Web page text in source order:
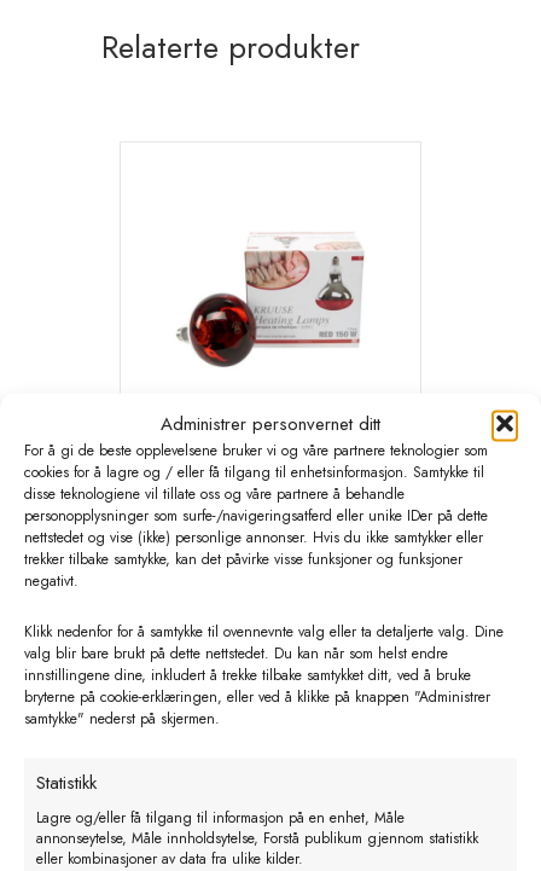
Administrer personvernet ditt
For å gi de beste opplevelsene bruker vi og våre partnere teknologier som
cookies for å lagre og / eller få tilgang til enhetsinformasjon. Samtykke til
disse teknologiene vil tillate oss og våre partnere å behandle
personopplysninger som surfe-/navigeringsatferd eller unike IDer på dette
nettstedet og vise (ikke) personlige annonser. Hvis du ikke samtykker eller
trekker tilbake samtykke, kan det påvirke visse funksjoner og funksjoner
negativt.
Klikk nedenfor for å samtykke til ovennevnte valg eller ta detaljerte valg. Dine
valg blir bare brukt på dette nettstedet. Du kan når som helst endre
innstillingene dine, inkludert å trekke tilbake samtykket ditt, ved å bruke
bryterne på cookie-erklæringen, eller ved å klikke på knappen "Administrer
samtykke" nederst på skjermen.
Statistikk
Lagre og/eller få tilgang til informasjon på en enhet, Måle
annonseytelse, Måle innholdsytelse, Forstå publikum gjennom statistikk
eller kombinasjoner av data fra ulike kilder.
Relaterte produkter
KRUUSE varmepære. 150 W. rød.2
stk
kr189,60 eks. MVA
Legg i handlekurv